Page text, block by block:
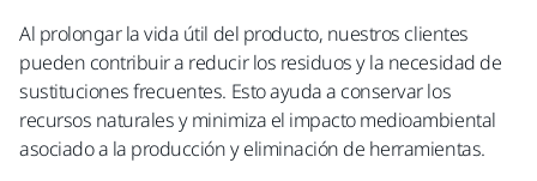
Al prolongar la vida útil del producto, nuestros clientes
pueden contribuir a reducir los residuos y la necesidad de
sustituciones frecuentes. Esto ayuda a conservar los
recursos naturales y minimiza el impacto medioambiental
asociado a la producción y eliminación de herramientas.